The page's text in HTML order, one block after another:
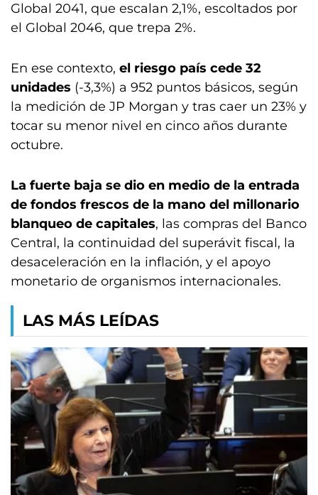
Global 2041, que escalan 2,1%, escoltados por
el Global 2046, que trepa 2%.
En ese contexto, el riesgo país cede 32
unidades (-3,3%) a 952 puntos básicos, según
la medición de JP Morgan y tras caer un 23% y
tocar su menor nivel en cinco años durante
octubre.
La fuerte baja se dio en medio de la entrada
de fondos frescos de la mano del millonario
blanqueo de capitales, las compras del Banco
Central, la continuidad del superávit fiscal, la
desaceleración en la inflación, y el apoyo
monetario de organismos internacionales.
LAS MÁS LEÍDAS